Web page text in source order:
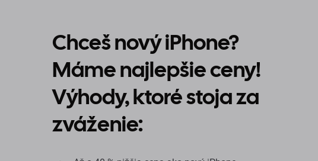
Chceš nový iPhone?
Máme najlepšie ceny!
Výhody, ktoré stoja za
zváženie: